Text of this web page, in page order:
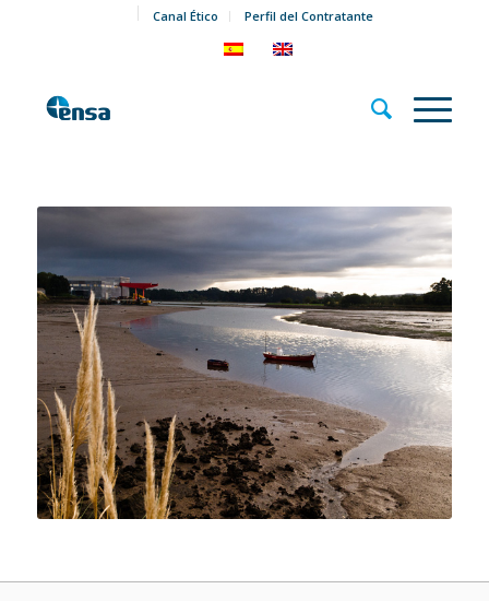
Canal Ético Perfil del Contratante